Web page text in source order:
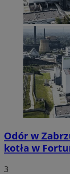
Odór w
kotła w
3